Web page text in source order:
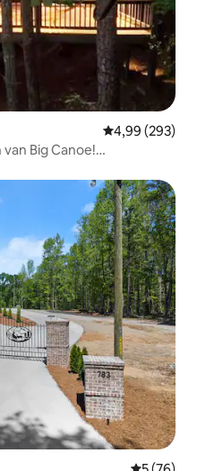
Gemiddelde
4,99 (293)
Big Canoe!